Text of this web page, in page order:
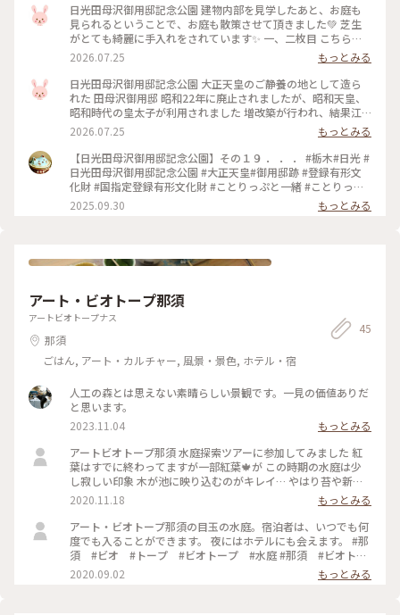
日光田母沢御用邸記念公園 建物内部を見学したあと、お庭も
見られるということで、お庭も散策させて頂きました💚 芝生
がとても綺麗に手入れをされています✨ 一、二枚目 こちらが
紀州徳川家江戸中屋敷を移築した建物になります❗️ 再建されて
170年も経っているのに、現存されているのが凄いですね✨ 三
枚目は、しだれ桜の木です🌸 とても大きな桜の木 春には、綺
麗な花を咲かせるのでしょうね🩷 こんな美しいお庭ですが、
こちらの庭に先週熊がでたようです🐻 自然が残っているから
でしょうか💦 今はいないことが確認さるているようです
が、これから行かれる方は、ホームページなど ご覧になられ
てから行かれた方がいいかもしれませんね😆 #ひみつの絶景 #
日光田母沢御用邸記念公園 #大正天皇 #庭 #日光 #栃木 #ひとり
旅
2026.07.25
もっとみる
日光田母沢御用邸記念公園 大正天皇のご静養の地として造ら
れた 田母沢御用邸 昭和22年に廃止されましたが、昭和天皇、
昭和時代の皇太子が利用されました 増改築が行われ、結果江
戸、明治、大正時代の建築様式が融合された美しい建物です✨
一枚目 大正天皇の御学問所 美しい庭を見ることができます🌳
こちらの建物は、紀州徳川家の江戸中屋敷として使われたもの
を移築しています。 紀州徳川家は、現在の赤坂御用地にありま
した。 3階建ての建物が、現在でも残っています‼️ 二、三枚目
は、明治時代に建てられたもの🏠️ 日光出身の実業家小林年保
が建設したものです。 電灯が現在のもの？と勘違いするくら
室‼️ お付きの人の部屋を含めての部屋数なので、天皇には相当
きのあるところ✨ こちらで心地良く過ごされたのでしょうね🩷
#ひみつの絶景 #日光田母沢御用邸記念公園 #大正天皇 #国指定
重要文化財 #日光 #栃木 #ひとり旅
2026.07.25
もっとみる
【日光田母沢御用邸記念公園】その１９ ． ． ． #栃木#日光 #
日光田母沢御用邸記念公園 #大正天皇#御用邸跡 #登録有形文
化財 #国指定登録有形文化財 #ことりっぷと一緒 #ことりっぷ
日光・那須 ． 2025年7上旬
2025.09.30 もっとみる
アート・ビオトープ那須
アートビオトープナス
那須
ごはん, アート・カルチャー, 風景・景色, ホテル・宿
45
人工の森とは思えない素晴らしい景観です。一見の価値ありだ
と思います。
2023.11.04
もっとみる
アートビオトープ那須 水庭探索ツアーに参加してみました 紅
葉はすでに終わってますが一部紅葉🍁が この時期の水庭は少
し寂しい印象 木が池に映り込むのがキレイ… やはり苔や新緑
の時期がオススメだそうで 次は絶対泊まりたい！
2020.11.18
もっとみる
アート・ビオトープ那須の目玉の水庭。宿泊者は、いつでも何
度でも入ることができます。 夜にはホテルにも会えます。 #那
須 #ビオ #トープ #ビオトープ #水庭 #那須 #ビオトー
プ #水庭
2020.09.02 もっとみる